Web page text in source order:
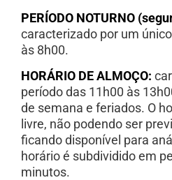
PERÍODO NOTURNO
caracterizado por um
às 8h00.
HORÁRIO DE ALMOÇO:
período das 11h00 às
de semana e feriados. O
livre, não podendo ser
ficando disponível para
horário é subdividido em
minutos.